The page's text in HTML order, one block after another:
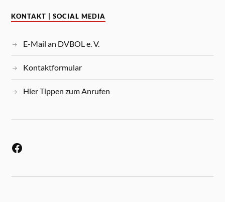
KONTAKT | SOCIAL MEDIA
E-Mail an DVBOL e. V.
Kontaktformular
Hier Tippen zum Anrufen